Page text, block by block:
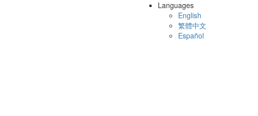
Languages
English
繁體中文
Español